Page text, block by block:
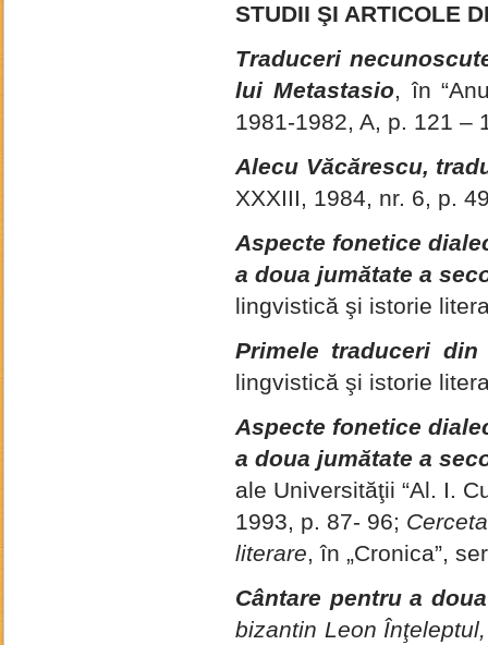
STUDII ŞI ARTICOLE
Traduceri
lui Metastasio, în
1981-1982, A, p. 121 –
Alecu Văcărescu,
XXXIII, 1984, nr. 6, p.
Aspecte fonetice
a doua jumătate a
lingvistică şi istorie
Primele traduceri
lingvistică şi istorie
Aspecte fonetice
a doua jumătate a
ale Universităţii “Al. I.
1993, p. 87- 96;
literare, în „Cronica”,
Cântare pentru a
bizantin Leon